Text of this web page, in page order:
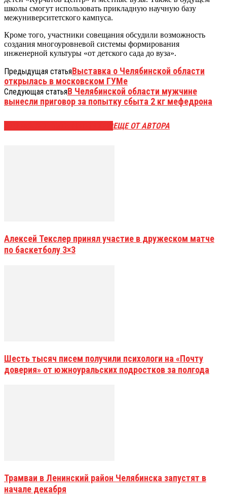
школы смогут использовать прикладную научную базу
межуниверситетского кампуса.
Кроме того, участники совещания обсудили возможность
создания многоуровневой системы формирования
инженерной культуры «от детского сада до вуза».
Предыдущая статьяВыставка о Челябинской области
открылась в московском ГУМе
Следующая статьяВ Челябинской области мужчине
вынесли приговор за попытку сбыта 2 кг мефедрона
ЕЩЕ ОТ АВТОРА
Алексей Текслер принял участие в дружеском матче
по баскетболу 3×3
Шесть тысяч писем получили психологи на «Почту
доверия» от южноуральских подростков за полгода
Трамваи в Ленинский район Челябинска запустят в
начале декабря